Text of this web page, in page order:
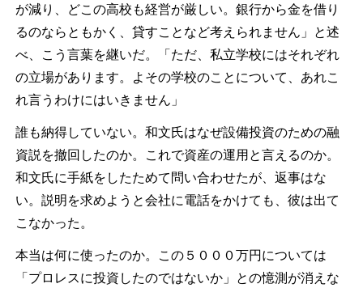
が減り、どこの高校も経営が厳しい。銀行から金を借り
るのならともかく、貸すことなど考えられません」と述
べ、こう言葉を継いだ。「ただ、私立学校にはそれぞれ
の立場があります。よその学校のことについて、あれこ
れ言うわけにはいきません」
誰も納得していない。和文氏はなぜ設備投資のための融
資説を撤回したのか。これで資産の運用と言えるのか。
和文氏に手紙をしたためて問い合わせたが、返事はな
い。説明を求めようと会社に電話をかけても、彼は出て
こなかった。
本当は何に使ったのか。この５０００万円については
「プロレスに投資したのではないか」との憶測が消えな